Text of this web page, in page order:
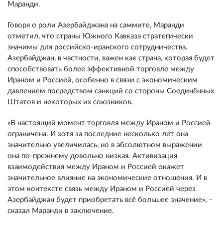
Маранди.
Говоря о роли Азербайджана на саммите, Маранди
отметил, что страны Южного Кавказа стратегически
значимы для российско-иранского сотрудничества.
Азербайджан, в частности, важен как страна, которая будет
способствовать более эффективной торговле между
Ираном и Россией, особенно в связи с экономическим
давлением посредством санкций со стороны Соединённых
Штатов и некоторых их союзников.
«В настоящий момент торговля между Ираном и Россией
ограничена. И хотя за последние несколько лет она
значительно увеличилась, но в абсолютном выражении
она по-прежнему довольно низкая. Активизация
взаимодействия между Ираном и Россией окажет
значительное влияние на экономические отношения. И в
этом контексте связь между Ираном и Россией через
Азербайджан будет приобретать всё большее значение», –
сказал Маранди в заключение.